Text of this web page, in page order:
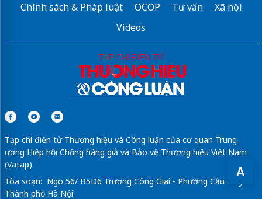
A
Chính sách & Pháp luật
OCOP Tư vấn
Xã hội
Videos
Tạp chí điện tử Thương hiệu và Công luận của cơ quan Trung
ương Hiệp hội Chống hàng giả và Bảo vệ Thương hiệu Việt Nam
(Vatap)
Tòa soạn: Ngõ 56/ B5D6 Trương Công Giai - Phường Cầu Giấy -
Thành phố Hà Nội